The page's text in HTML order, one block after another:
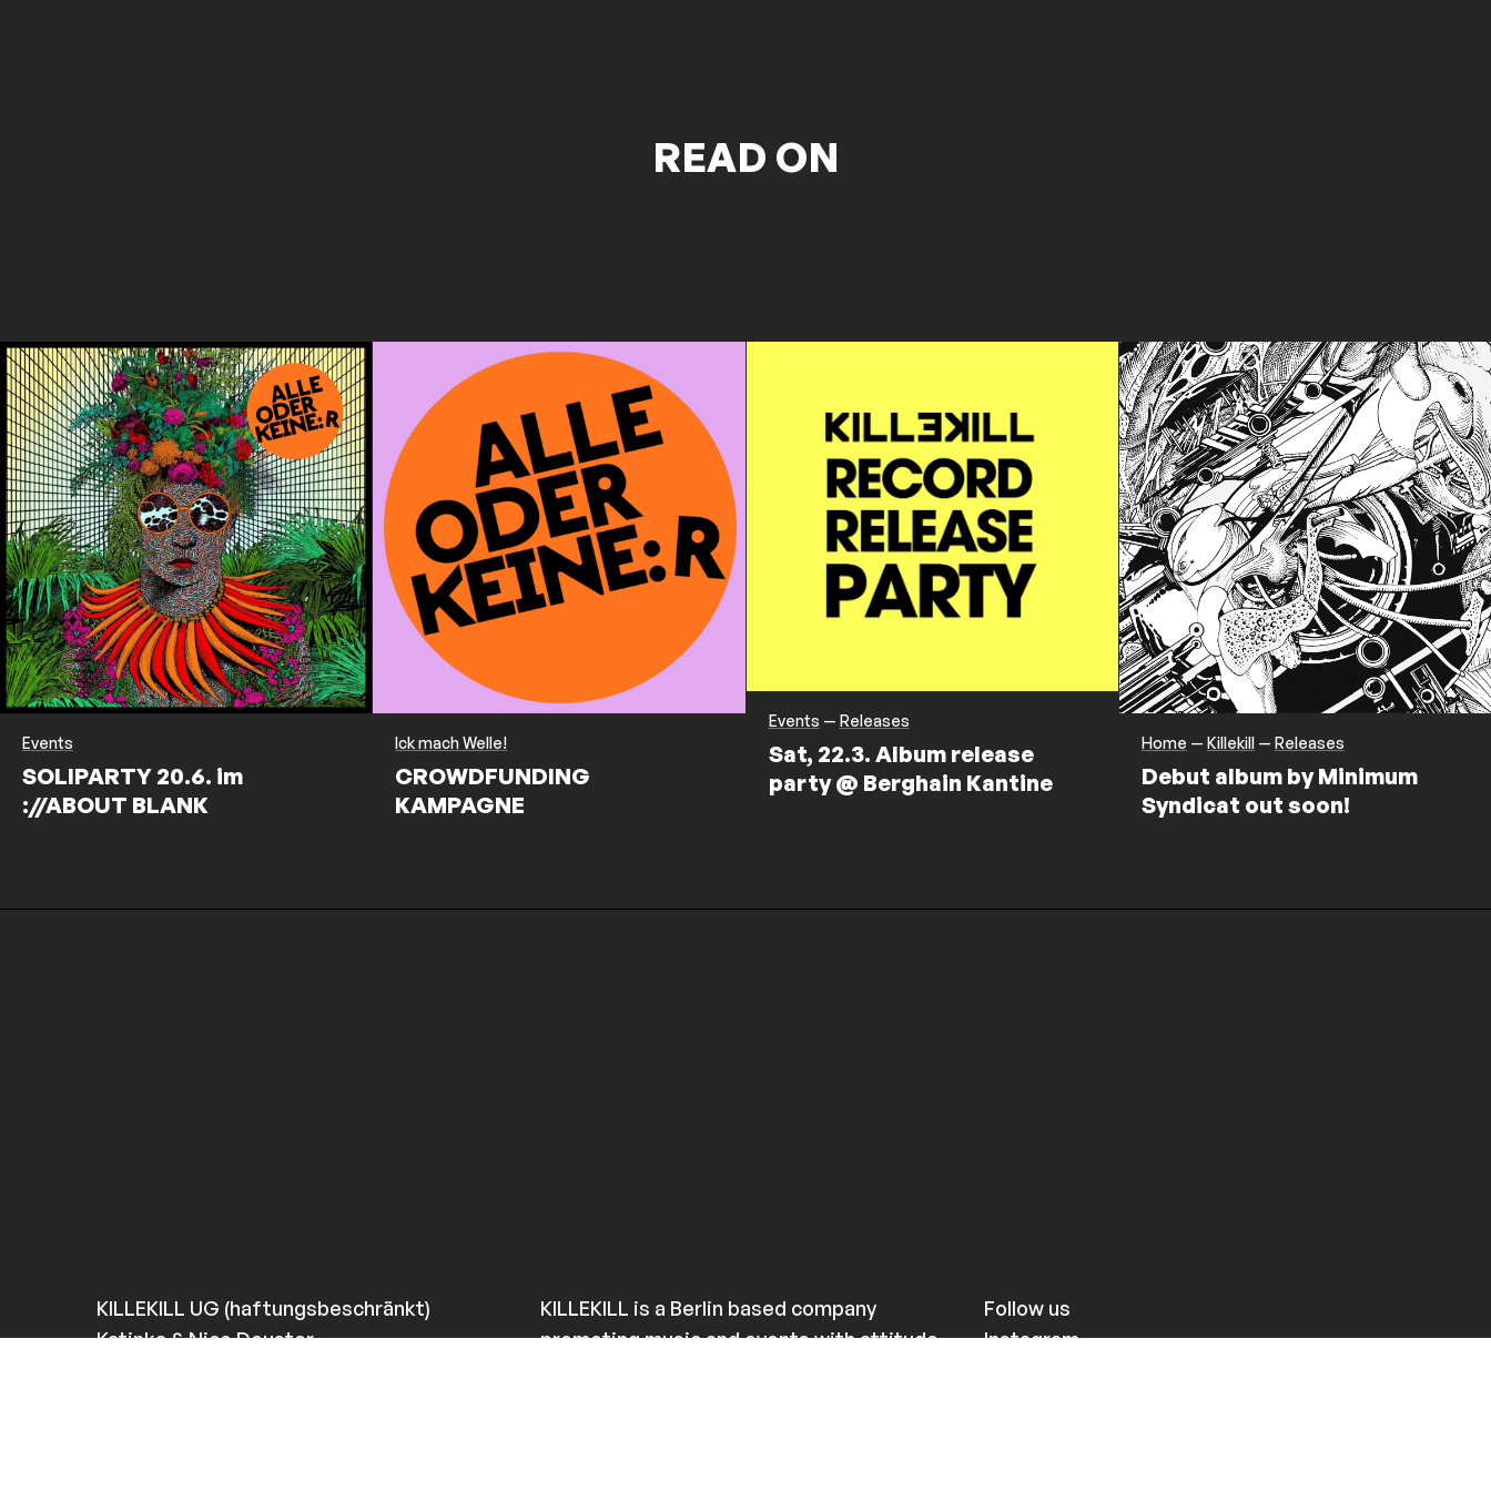
READ ON
Events
SOLIPARTY 20.6. im
://ABOUT BLANK
Ick mach Welle!
CROWDFUNDING
KAMPAGNE
Events — Releases
Sat, 22.3. Album release
party @ Berghain Kantine
Home — Killekill— Releases
Debut album by Minimum
Syndicat out soon!
KILLEKILL UG (haftungsbeschränkt)
Katinka & Nico Deuster
KILLEKILL is a Berlin based company
promoting music and events with attitude
Follow us
Instagram